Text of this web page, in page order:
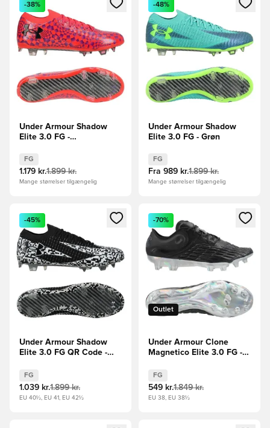
-38%
Under Armour Shadow
Elite 3.0 FG -
FG
1.179 kr.1.899 kr.
Mange størrelser tilgængelig
-48%
Under Armour Shadow
Elite 3.0 FG - Grøn
FG
Fra 989 kr.1.899 kr.
Mange størrelser tilgængelig
Åbner en Modal til at logge ind eller tilmelde dig som
-45%
Under Armour Shadow
Elite 3.0 FG QR Code -
FG
1.039 kr.1.899 kr.
EU 40½, EU 41, EU 42½
Åbner en Modal til at logge
Outlet
-70%
Under Armour Clone
Magnetico Elite 3.0 FG -
FG
549 kr.1.849 kr.
EU 38, EU 38½